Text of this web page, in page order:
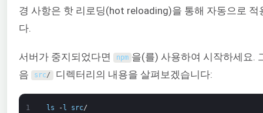
경 사항은 핫 리로딩(hot reloading)을 통해 자동으로 적
다.
서버가 중지되었다면 npm 을(를) 사용하여 시작하세요.
음
src/ 디렉터리의 내용을 살펴보겠습니다:
1 ls - l src/